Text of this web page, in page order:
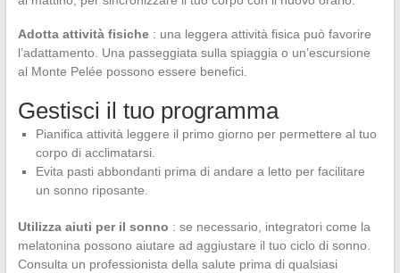
Adotta attività fisiche: una leggera attività fisica può favorire
l’adattamento. Una passeggiata sulla spiaggia o un’escursione
al Monte Pelée possono essere benefici.
Gestisci il tuo programma
Pianifica attività leggere il primo giorno per permettere al tuo
corpo di acclimatarsi.
Evita pasti abbondanti prima di andare a letto per facilitare
un sonno riposante.
Utilizza aiuti per il sonno : se necessario, integratori come la
melatonina possono aiutare ad aggiustare il tuo ciclo di sonno.
Consulta un professionista della salute prima di qualsiasi